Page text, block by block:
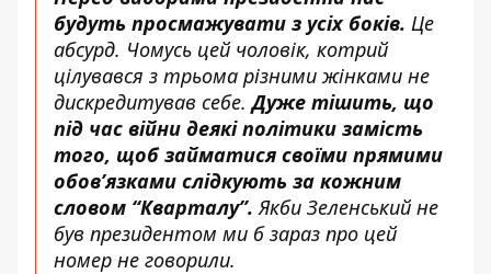
будуть просмажувати з усіх боків. Це
абсурд. Чомусь цей чоловік, котрий
цілувався з трьома різними жінками не
дискредитував себе.Дуже тішить, що
під час війни деякі політики замість
того, щоб займатися своїми прямими
обов’язками слідкують за кожним
словом “Кварталу”. Якби Зеленський не
був президентом ми б зараз про цей
номер не говорили.